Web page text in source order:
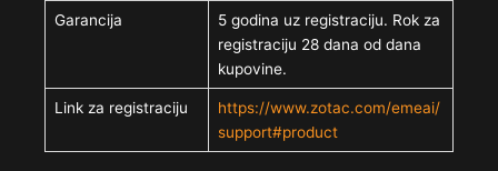
Garancija
5 godina uz registraciju. Rok za
registraciju 28 dana od dana
kupovine.
Link za registraciju
https://www.zotac.com/emeai/
support#product